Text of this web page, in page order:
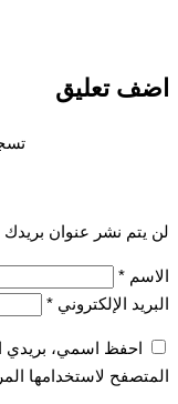
تعليق
تسجيل
نشر عنوان بريدك
*
الإلكتروني *
احفظ اسمي، بريدي
لاستخدامها المرة